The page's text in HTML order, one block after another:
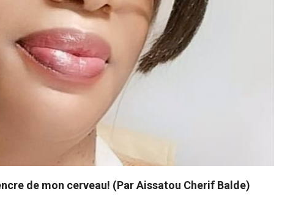
de mon cerveau! (Par Aissatou Cherif Balde)